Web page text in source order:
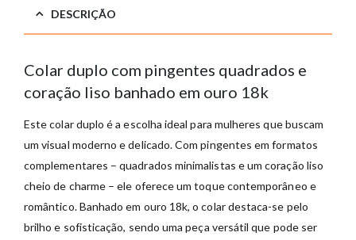
DESCRIÇÃO
Colar duplo com pingentes quadrados e
coração liso banhado em ouro 18k
Este colar duplo é a escolha ideal para mulheres que buscam
um visual moderno e delicado. Com pingentes em formatos
complementares – quadrados minimalistas e um coração liso
cheio de charme – ele oferece um toque contemporâneo e
romântico. Banhado em ouro 18k, o colar destaca-se pelo
brilho e sofisticação, sendo uma peça versátil que pode ser